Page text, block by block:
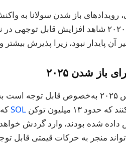
رویدادهای باز شدن سولانا به
شدن دسامبر ۲۰۲۰ شاهد افزایش قابل
آن پایدار نبود، زیرا پذیرش
باز شدن ۲۰۲۵
۱۳ میلیون توکن
SOL
منجر به حرکات قیمتی قابل